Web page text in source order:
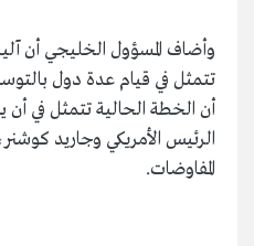
وأضاف المسؤول الخليجي أن
تتمثل في قيام عدة دول
أن الخطة الحالية تتمثل في
الرئيس الأمريكي وجاريد كوشنر،
المفاوضات.